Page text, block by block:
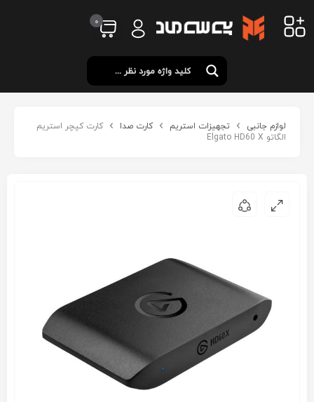
0
لوازم جانبی تجهیزات استریم کارت صدا
کارت کپچر استریم
الگاتو Elgato HD60 X